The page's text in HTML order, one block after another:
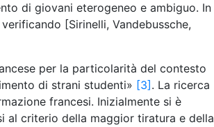
di giovani eterogeneo e ambiguo. In
[Sirinelli, Vandebussche,
per la particolarità del contesto
di strani studenti» [3] . La ricerca
francesi. Inizialmente si è
al criterio della maggior tiratura e della